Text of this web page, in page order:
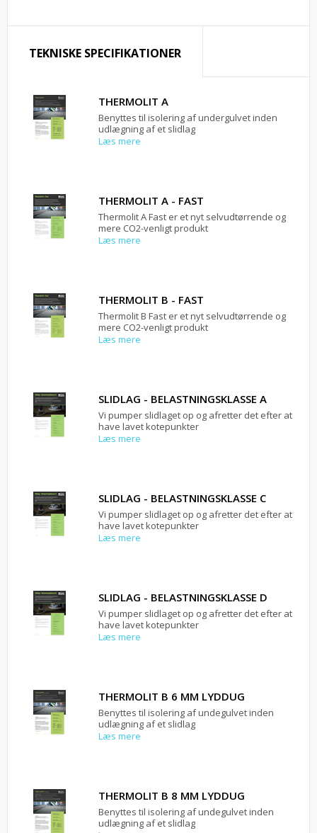
TEKNISKE SPECIFIKATIONER
THERMOLIT A
Benyttes til isolering af undergulvet inden
udlægning af et slidlag
Læs mere
THERMOLIT A - FAST
Thermolit A Fast er et nyt selvudtørrende og
mere CO2-venligt produkt
Læs mere
THERMOLIT B - FAST
Thermolit B Fast er et nyt selvudtørrende og
mere CO2-venligt produkt
Læs mere
SLIDLAG - BELASTNINGSKLASSE A
Vi pumper slidlaget op og afretter det efter at
have lavet kotepunkter
Læs mere
SLIDLAG - BELASTNINGSKLASSE C
Vi pumper slidlaget op og afretter det efter at
have lavet kotepunkter
Læs mere
SLIDLAG - BELASTNINGSKLASSE D
Vi pumper slidlaget op og afretter det efter at
have lavet kotepunkter
Læs mere
THERMOLIT B 6 MM LYDDUG
Benyttes til isolering af undegulvet inden
udlægning af et slidlag
Læs mere
THERMOLIT B 8 MM LYDDUG
Benyttes til isolering af undegulvet inden
udlægning af et slidlag